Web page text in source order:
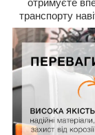
отримуєте
транспорту